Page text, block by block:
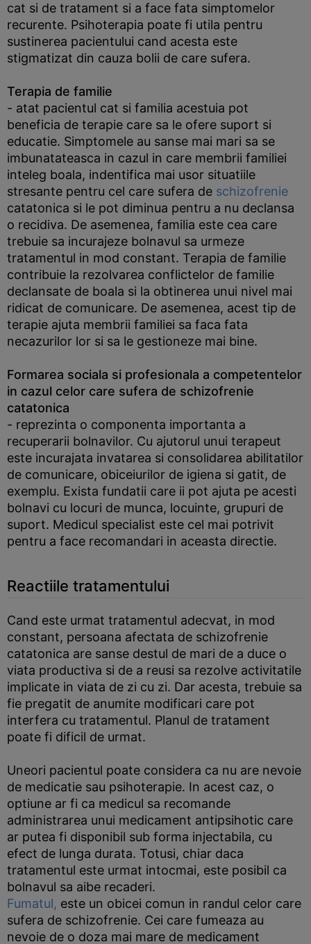
cat si de tratament si a face fata simptomelor
recurente. Psihoterapia poate fi utila pentru
sustinerea pacientului cand acesta este
stigmatizat din cauza bolii de care sufera.
Terapia de familie
- atat pacientul cat si familia acestuia pot
beneficia de terapie care sa le ofere suport si
educatie. Simptomele au sanse mai mari sa se
imbunatateasca in cazul in care membrii familiei
inteleg boala, indentifica mai usor situatiile
stresante pentru cel care sufera de schizofrenie
catatonica si le pot diminua pentru a nu declansa
o recidiva. De asemenea, familia este cea care
trebuie sa incurajeze bolnavul sa urmeze
tratamentul in mod constant. Terapia de familie
contribuie la rezolvarea conflictelor de familie
declansate de boala si la obtinerea unui nivel mai
ridicat de comunicare. De asemenea, acest tip de
terapie ajuta membrii familiei sa faca fata
necazurilor lor si sa le gestioneze mai bine.
Formarea sociala si profesionala a competentelor
in cazul celor care sufera de schizofrenie
catatonica
- reprezinta o componenta importanta a
recuperarii bolnavilor. Cu ajutorul unui terapeut
este incurajata invatarea si consolidarea abilitatilor
de comunicare, obiceiurilor de igiena si gatit, de
exemplu. Exista fundatii care ii pot ajuta pe acesti
bolnavi cu locuri de munca, locuinte, grupuri de
suport. Medicul specialist este cel mai potrivit
pentru a face recomandari in aceasta directie.
Reactiile tratamentului
Cand este urmat tratamentul adecvat, in mod
constant, persoana afectata de schizofrenie
catatonica are sanse destul de mari de a duce o
viata productiva si de a reusi sa rezolve activitatile
implicate in viata de zi cu zi. Dar acesta, trebuie sa
fie pregatit de anumite modificari care pot
interfera cu tratamentul. Planul de tratament
poate fi dificil de urmat.
Uneori pacientul poate considera ca nu are nevoie
de medicatie sau psihoterapie. In acest caz, o
optiune ar fi ca medicul sa recomande
administrarea unui medicament antipsihotic care
ar putea fi disponibil sub forma injectabila, cu
efect de lunga durata. Totusi, chiar daca
tratamentul este urmat intocmai, este posibil ca
bolnavul sa aibe recaderi.
Fumatul, este un obicei comun in randul celor care
sufera de schizofrenie. Cei care fumeaza au
nevoie de o doza mai mare de medicament